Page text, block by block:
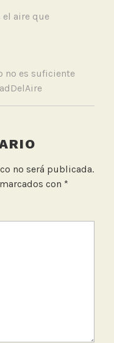
el aire que
no es suficiente
no será publicada.
con *